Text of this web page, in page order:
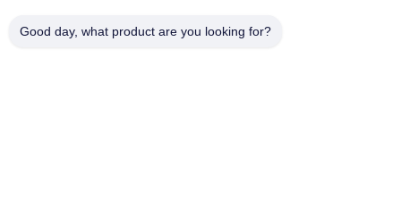
Good day, what product are you looking for?